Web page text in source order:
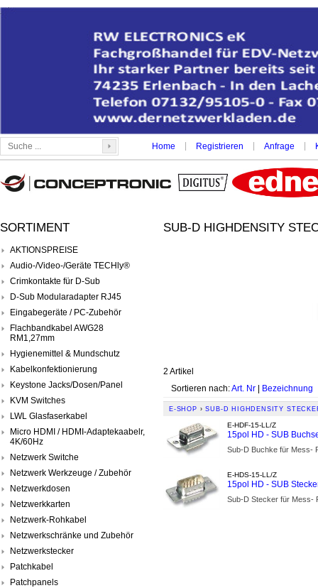
Home Registrieren Anfrage
SORTIMENT
AKTIONSPREISE
Audio-/Video-/Geräte TECHly®
Crimkontakte für D-Sub
D-Sub Modularadapter RJ45
Eingabegeräte / PC-Zubehör
Flachbandkabel AWG28
RM1,27mm
Hygienemittel & Mundschutz
Kabelkonfektionierung
Keystone Jacks/Dosen/Panel
KVM Switches
LWL Glasfaserkabel
Micro HDMI / HDMI-Adaptekaabelr,
4K/60Hz
Netzwerk Switche
Netzwerk Werkzeuge / Zubehör
Netzwerkdosen
Netzwerkkarten
Netzwerk-Rohkabel
Netzwerkschränke und Zubehör
Netzwerkstecker
Patchkabel
Patchpanels
SUB-D HIGHDENSITY
2 Artikel
Sortieren nach:Art. Nr | Bezeichnung
E-SHOP › SUB-D HIGHDENSITY
E-HDF-15-LL/Z
15pol HD - SUB
Sub-D Buchke für Mess-
E-HDS-15-LL/Z
15pol HD - SUB
Sub-D Stecker für Mess-